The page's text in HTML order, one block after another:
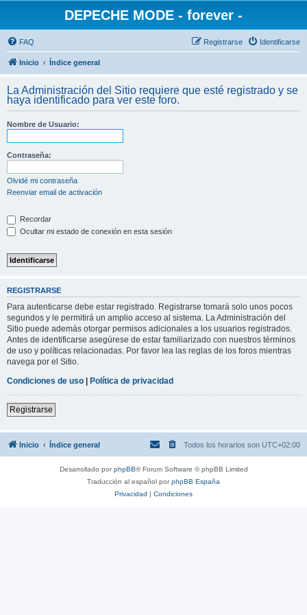
DEPECHE MODE - forever -
FAQ Identificarse
Registrarse
Inicio Índice general
La Administración del Sitio requiere que esté registrado y se
haya identificado para ver este foro.
Nombre de Usuario:
Contraseña:
Olvidé mi contraseña
Reenviar email de activación
Recordar
Ocultar mi estado de conexión en esta sesión
REGISTRARSE
Para autenticarse debe estar registrado. Registrarse tomará solo unos pocos
segundos y le permitirá un amplio acceso al sistema. La Administración del
Sitio puede además otorgar permisos adicionales a los usuarios registrados.
Antes de identificarse asegúrese de estar familiarizado con nuestros términos
de uso y políticas relacionadas. Por favor lea las reglas de los foros mientras
navega por el Sitio.
Condiciones de uso | Política de privacidad
Registrarse
Inicio Índice general Todos los horarios son UTC+02:00
Desarrollado porphpBB® Forum Software © phpBB Limited
Traducción al español porphpBB España
Privacidad | Condiciones